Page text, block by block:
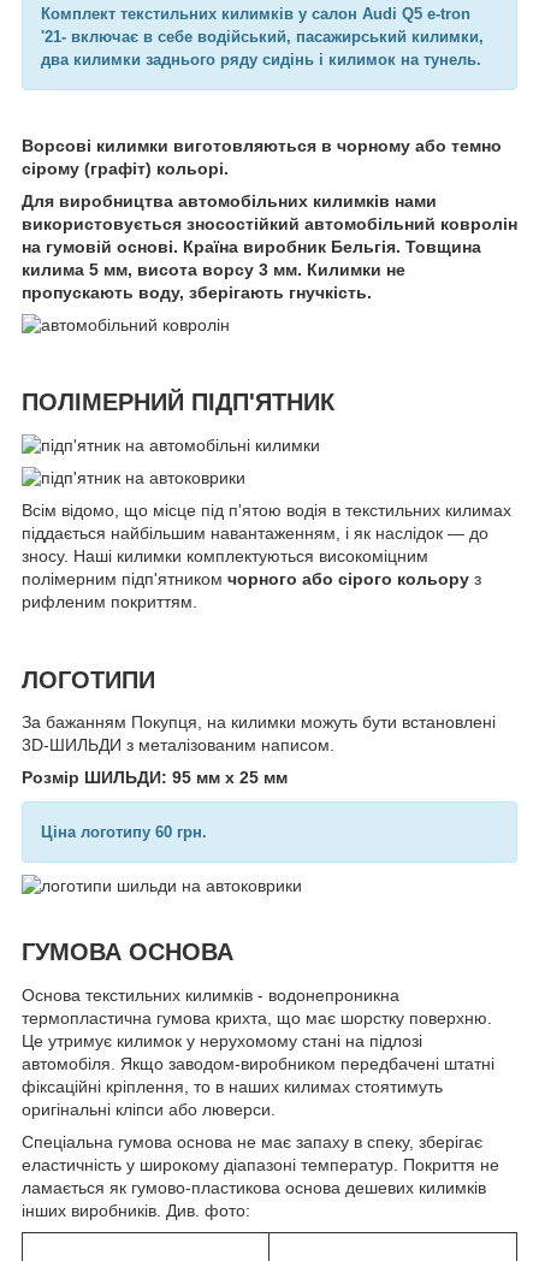
Комплект текстильних килимків у салон Audi Q5 e-tron
'21- включає в себе водійський, пасажирський килимки,
два килимки заднього ряду сидінь і килимок на тунель.
Ворсові килимки виготовляються в чорному або темно
сірому (графіт) кольорі.
Для виробництва автомобільних килимків нами
використовується зносостійкий автомобільний ковролін
на гумовій основі. Країна виробник Бельгія. Товщина
килима 5 мм, висота ворсу 3 мм. Килимки не
пропускають воду, зберігають гнучкість.
ПОЛІМЕРНИЙ ПІДП'ЯТНИК
Всім відомо, що місце під п'ятою водія в текстильних килимах
піддається найбільшим навантаженням, і як наслідок — до
зносу. Наші килимки комплектуються високоміцним
полімерним підп'ятником чорного або сірого кольору з
рифленим покриттям.
ЛОГОТИПИ
За бажанням Покупця, на килимки можуть бути встановлені
3D-ШИЛЬДИ з металізованим написом.
Розмір ШИЛЬДИ: 95 мм х 25 мм
Ціна логотипу 60 грн.
ГУМОВА ОСНОВА
Основа текстильних килимків - водонепроникна
термопластична гумова крихта, що має шорстку поверхню.
Це утримує килимок у нерухомому стані на підлозі
автомобіля. Якщо заводом-виробником передбачені штатні
фіксаційні кріплення, то в наших килимах стоятимуть
оригінальні кліпси або люверси.
Спеціальна гумова основа не має запаху в спеку, зберігає
еластичність у широкому діапазоні температур. Покриття не
ламається як гумово-пластикова основа дешевих килимків
інших виробників. Див. фото: